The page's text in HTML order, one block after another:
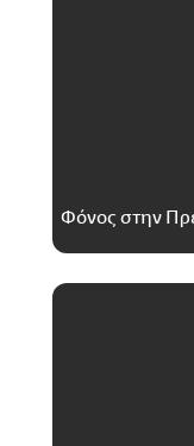
Φόνος στην